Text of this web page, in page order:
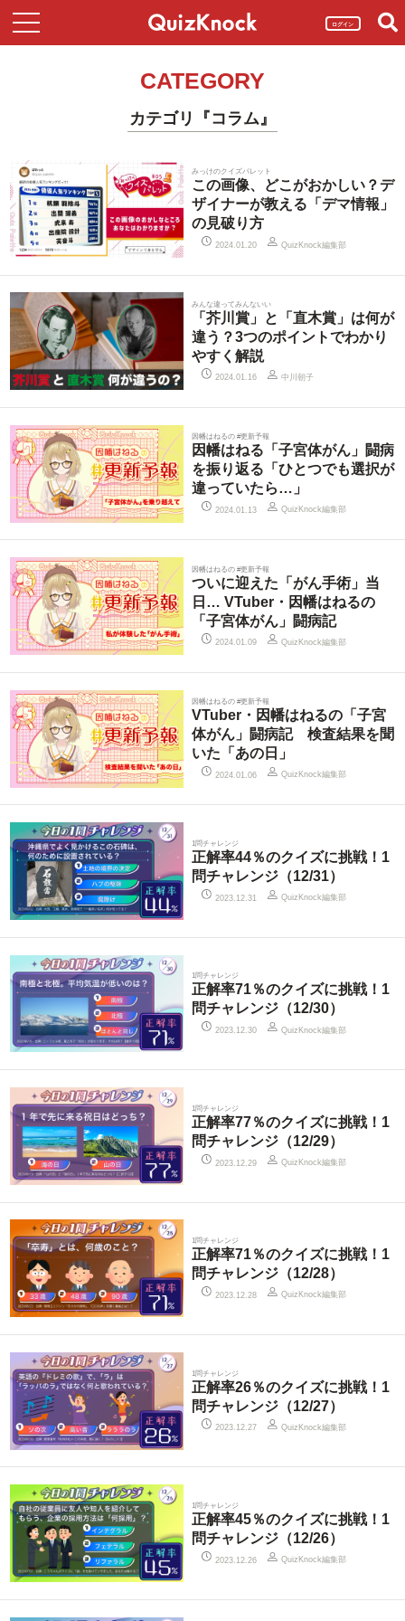
ログイン
CATEGORY
カテゴリ『コラム』
みっけのクイズパレット
この画像、どこがおかしい？デ
ザイナーが教える「デマ情報」
の見破り方
2024.01.20 QuizKnock編集部
みんな違ってみんないい
「芥川賞」と「直木賞」は何が
違う？3つのポイントでわかり
やすく解説
2024.01.16 中川朝子
因幡はねるの #更新予報
因幡はねる「子宮体がん」闘病
を振り返る「ひとつでも選択が
違っていたら…」
2024.01.13 QuizKnock編集部
因幡はねるの #更新予報
ついに迎えた「がん手術」当
日… VTuber・因幡はねるの
「子宮体がん」闘病記
2024.01.09 QuizKnock編集部
因幡はねるの #更新予報
VTuber・因幡はねるの「子宮
体がん」闘病記 検査結果を聞
いた「あの日」
2024.01.06 QuizKnock編集部
1問チャレンジ
正解率44％のクイズに挑戦！1
問チャレンジ（12/31）
2023.12.31 QuizKnock編集部
1問チャレンジ
正解率71％のクイズに挑戦！1
問チャレンジ（12/30）
2023.12.30 QuizKnock編集部
1問チャレンジ
正解率77％のクイズに挑戦！1
問チャレンジ（12/29）
2023.12.29 QuizKnock編集部
1問チャレンジ
正解率71％のクイズに挑戦！1
問チャレンジ（12/28）
2023.12.28 QuizKnock編集部
1問チャレンジ
正解率26％のクイズに挑戦！1
問チャレンジ（12/27）
2023.12.27 QuizKnock編集部
1問チャレンジ
正解率45％のクイズに挑戦！1
問チャレンジ（12/26）
2023.12.26 QuizKnock編集部